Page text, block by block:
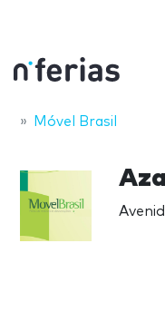
Móvel Brasil